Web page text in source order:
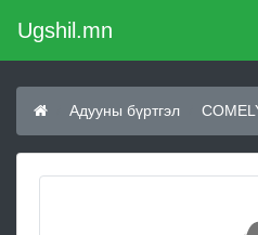
Ugshil.mn
Адууны бүртгэл